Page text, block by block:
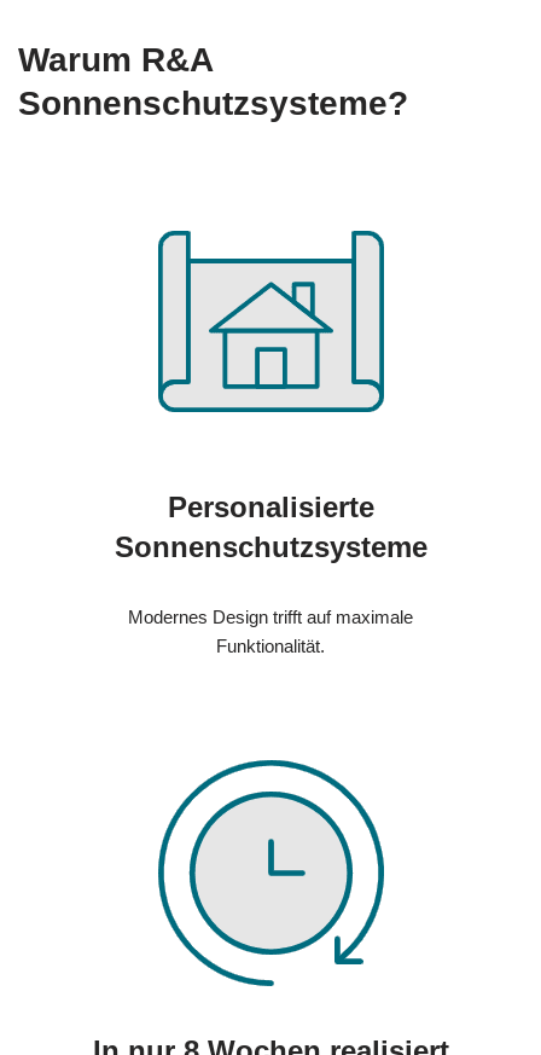
Warum R&A
Sonnenschutzsysteme?
Personalisierte
Sonnenschutzsysteme
Modernes Design trifft auf maximale
Funktionalität.